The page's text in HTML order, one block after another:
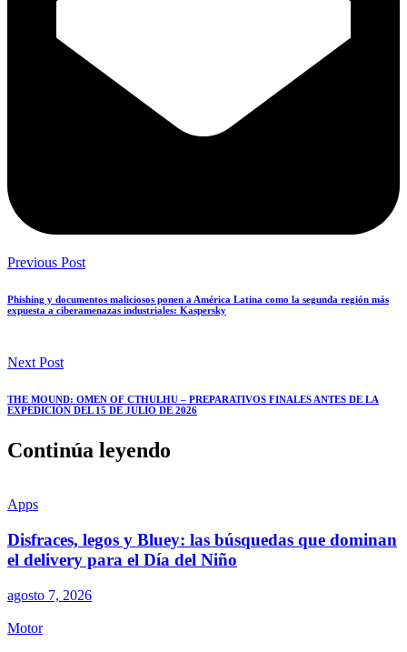
Previous Post
Phishing y documentos maliciosos ponen a América Latina como la segunda región más
expuesta a ciberamenazas industriales: Kaspersky
Next Post
THE MOUND: OMEN OF CTHULHU – PREPARATIVOS FINALES ANTES DE LA
EXPEDICIÓN DEL 15 DE JULIO DE 2026
Continúa leyendo
Apps
Disfraces, legos y Bluey: las búsquedas que dominan
el delivery para el Día del Niño
agosto 7, 2026
Motor